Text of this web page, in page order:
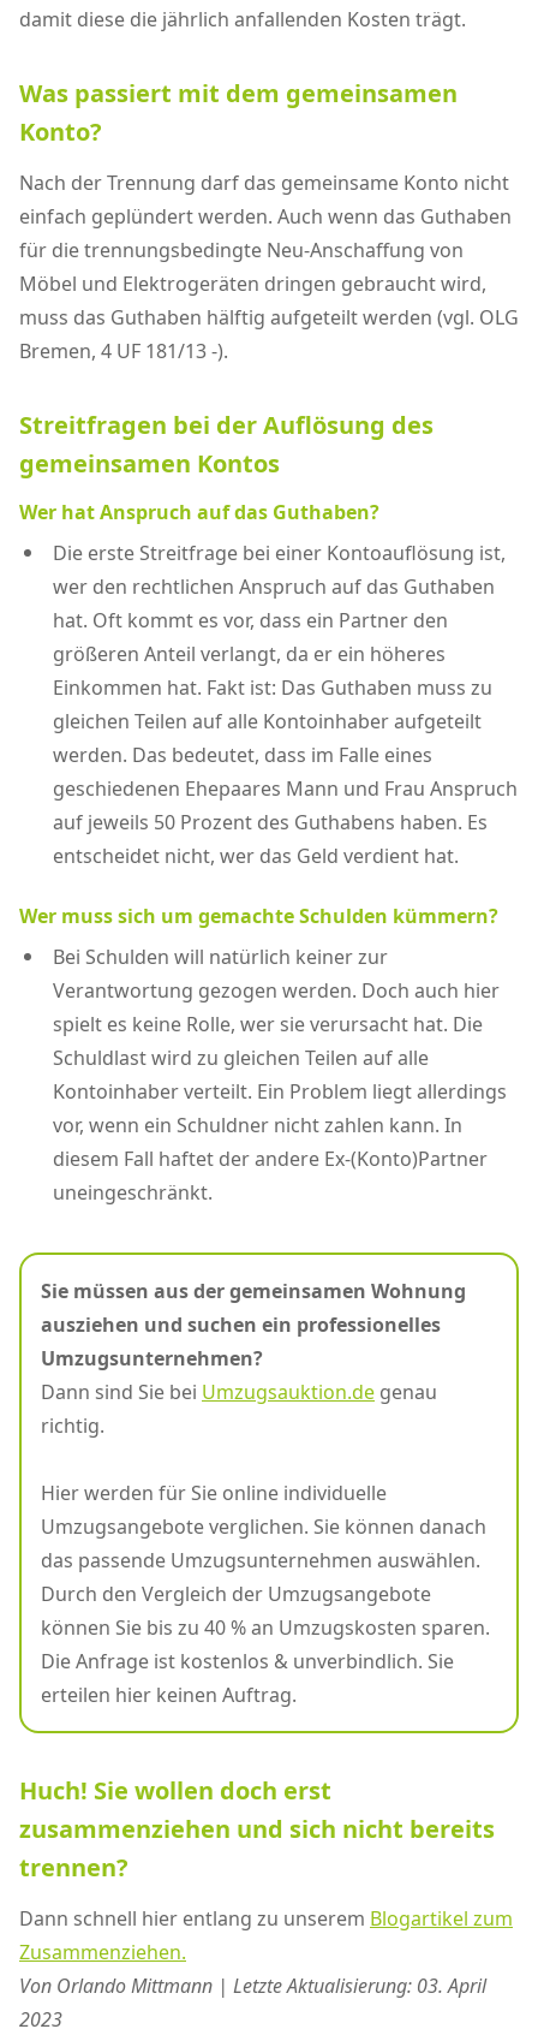
damit diese die jährlich anfallenden Kosten trägt.
Was passiert mit dem gemeinsamen
Konto?
Nach der Trennung darf das gemeinsame Konto nicht
einfach geplündert werden. Auch wenn das Guthaben
für die trennungsbedingte Neu-Anschaffung von
Möbel und Elektrogeräten dringen gebraucht wird,
muss das Guthaben hälftig aufgeteilt werden (vgl. OLG
Bremen, 4 UF 181/13 -).
Streitfragen bei der Auflösung des
gemeinsamen Kontos
Wer hat Anspruch auf das Guthaben?
Die erste Streitfrage bei einer Kontoauflösung ist,
wer den rechtlichen Anspruch auf das Guthaben
hat. Oft kommt es vor, dass ein Partner den
größeren Anteil verlangt, da er ein höheres
Einkommen hat. Fakt ist: Das Guthaben muss zu
gleichen Teilen auf alle Kontoinhaber aufgeteilt
werden. Das bedeutet, dass im Falle eines
geschiedenen Ehepaares Mann und Frau Anspruch
auf jeweils 50 Prozent des Guthabens haben. Es
entscheidet nicht, wer das Geld verdient hat.
Wer muss sich um gemachte Schulden kümmern?
Bei Schulden will natürlich keiner zur
Verantwortung gezogen werden. Doch auch hier
spielt es keine Rolle, wer sie verursacht hat. Die
Schuldlast wird zu gleichen Teilen auf alle
Kontoinhaber verteilt. Ein Problem liegt allerdings
vor, wenn ein Schuldner nicht zahlen kann. In
diesem Fall haftet der andere Ex-(Konto)Partner
uneingeschränkt.
Sie müssen aus der gemeinsamen Wohnung
ausziehen und suchen ein professionelles
Umzugsunternehmen?
Dann sind Sie bei Umzugsauktion.de genau
richtig.
Hier werden für Sie online individuelle
Umzugsangebote verglichen. Sie können danach
das passende Umzugsunternehmen auswählen.
Durch den Vergleich der Umzugsangebote
können Sie bis zu 40 % an Umzugskosten sparen.
Die Anfrage ist kostenlos & unverbindlich. Sie
erteilen hier keinen Auftrag.
Huch! Sie wollen doch erst
zusammenziehen und sich nicht bereits
trennen?
Dann schnell hier entlang zu unserem Blogartikel zum
Zusammenziehen.
Von Orlando Mittmann | Letzte Aktualisierung: 03. April
2023